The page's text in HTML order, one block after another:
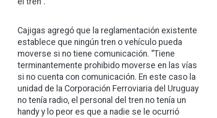
Cajigas agregó que la reglamentación existente
establece que ningún tren o vehículo pueda
moverse si no tiene comunicación. “Tiene
terminantemente prohibido moverse en las vías
si no cuenta con comunicación. En este caso la
unidad de la Corporación Ferroviaria del Uruguay
no tenía radio, el personal del tren no tenía un
handy y lo peor es que a nadie se le ocurrió